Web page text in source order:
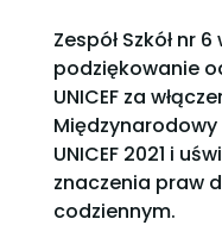
Zespół Szkół nr
podziękowanie
UNICEF za
Międzynarodowy
UNICEF 2021 i
znaczenia praw
codziennym.